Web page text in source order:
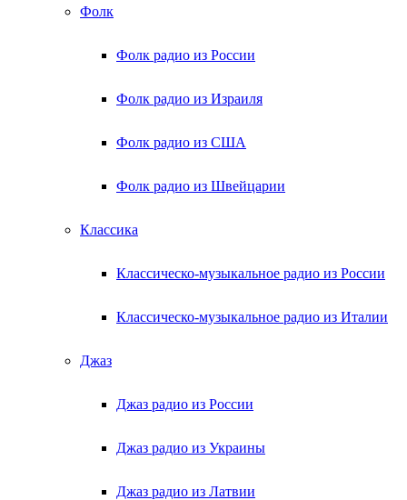
Фолк
Фолк радио из России
Фолк радио из Израиля
Фолк радио из США
Фолк радио из Швейцарии
Классика
Классическо-музыкальное радио из России
Классическо-музыкальное радио из Италии
Джаз
Джаз радио из России
Джаз радио из Украины
Джаз радио из Латвии